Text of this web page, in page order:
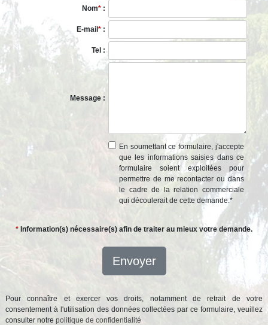
Nom* :
E-mail * :
Tel :
Message :
En soumettant ce formulaire, j'accepte
que les informations saisies dans ce
formulaire soient exploitées pour
permettre de me recontacter ou dans
le cadre de la relation commerciale
qui découlerait de cette demande.*
* Information(s) nécessaire(s) afin de traiter au mieux votre demande.
Envoyer
Pour connaître et exercer vos droits, notamment de retrait de votre
consentement à l'utilisation des données collectées par ce formulaire, veuillez
consulter notre politique de confidentialité